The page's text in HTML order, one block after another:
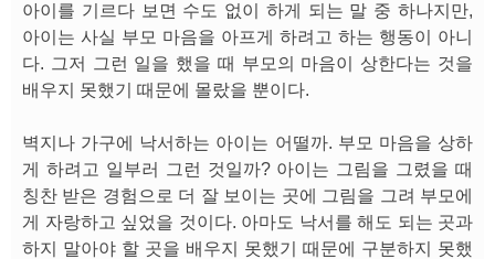
아이를 기르다 보면 수도 없이 하게 되는 말 중 하나지만,
아이는 사실 부모 마음을 아프게 하려고 하는 행동이 아니
다. 그저 그런 일을 했을 때 부모의 마음이 상한다는 것을
배우지 못했기 때문에 몰랐을 뿐이다.
벽지나 가구에 낙서하는 아이는 어떨까. 부모 마음을 상하
게 하려고 일부러 그런 것일까? 아이는 그림을 그렸을 때
칭찬 받은 경험으로 더 잘 보이는 곳에 그림을 그려 부모에
게 자랑하고 싶었을 것이다. 아마도 낙서를 해도 되는 곳과
하지 말아야 할 곳을 배우지 못했기 때문에 구분하지 못했